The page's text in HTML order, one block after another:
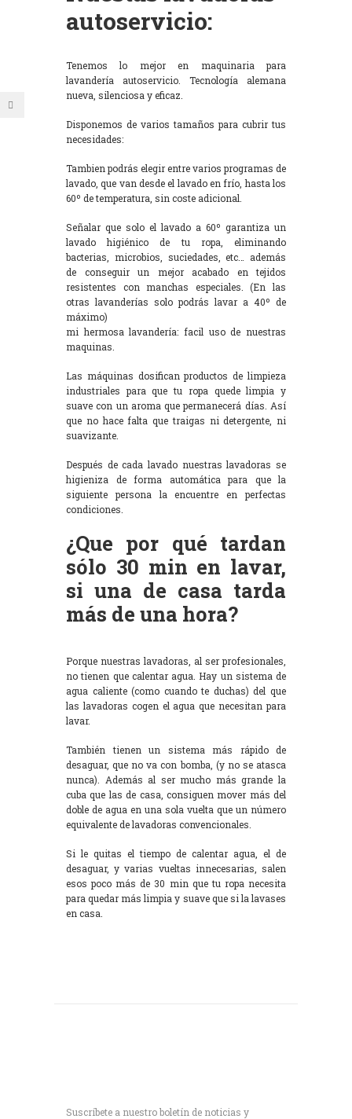
autoservicio:
Tenemos lo mejor en maquinaria para
lavandería autoservicio. Tecnología alemana
nueva, silenciosa y eficaz.
Disponemos de varios tamaños para cubrir tus
necesidades:
Tambien podrás elegir entre varios programas de
lavado, que van desde el lavado en frío, hasta los
60º de temperatura, sin coste adicional.
Señalar que solo el lavado a 60º garantiza un
lavado higiénico de tu ropa, eliminando
bacterias, microbios, suciedades, etc… además
de conseguir un mejor acabado en tejidos
resistentes con manchas especiales. (En las
otras lavanderías solo podrás lavar a 40º de
máximo)
mi hermosa lavandería: facil uso de nuestras
maquinas.
Las máquinas dosifican productos de limpieza
industriales para que tu ropa quede limpia y
suave con un aroma que permanecerá días. Así
que no hace falta que traigas ni detergente, ni
suavizante.
Después de cada lavado nuestras lavadoras se
higieniza de forma automática para que la
siguiente persona la encuentre en perfectas
condiciones.
¿Que por qué tardan
sólo 30 min en lavar,
si una de casa tarda
más de una hora?
Porque nuestras lavadoras, al ser profesionales,
no tienen que calentar agua. Hay un sistema de
agua caliente (como cuando te duchas) del que
las lavadoras cogen el agua que necesitan para
lavar.
También tienen un sistema más rápido de
desaguar, que no va con bomba, (y no se atasca
nunca). Además al ser mucho más grande la
cuba que las de casa, consiguen mover más del
doble de agua en una sola vuelta que un número
equivalente de lavadoras convencionales.
Si le quitas el tiempo de calentar agua, el de
desaguar, y varias vueltas innecesarias, salen
esos poco más de 30 min que tu ropa necesita
para quedar más limpia y suave que si la lavases
en casa.
Suscríbete a nuestro boletín de noticias y